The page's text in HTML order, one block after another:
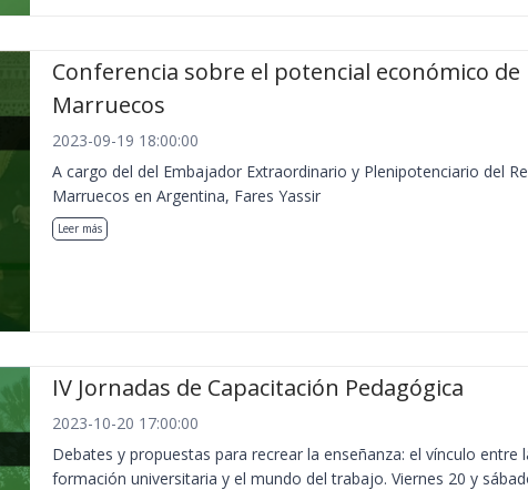
Conferencia sobre el potencial económico de
Marruecos
2023-09-19 18:00:00
A cargo del del Embajador Extraordinario y Plenipotenciario del
Marruecos en Argentina, Fares Yassir
Leer más
IV Jornadas de Capacitación Pedagógica
2023-10-20 17:00:00
Debates y propuestas para recrear la enseñanza: el vínculo entre
formación universitaria y el mundo del trabajo. Viernes 20 y